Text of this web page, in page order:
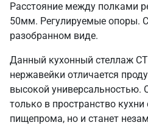
Расстояние между полками
50мм. Регулируемые опоры.
разобранном виде.
Данный кухонный стеллаж
нержавейки отличается
высокой универсальностью.
только в пространство
пищепрома, но и станет